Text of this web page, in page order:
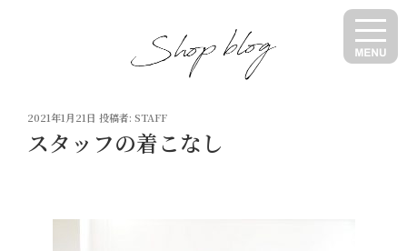
投
日:
2021年1月21日 投稿者: STAFF
スタッフの着こなし